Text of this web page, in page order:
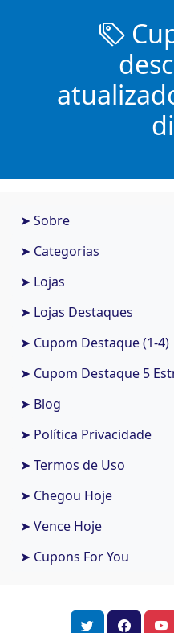
➤ Sobre
➤ Categorias
➤ Lojas
➤ Lojas Destaques
➤ Cupom Destaque (1-4)
➤ Cupom Destaque 5
➤ Blog
➤ Política Privacidade
➤ Termos de Uso
➤ Chegou Hoje
➤ Vence Hoje
➤ Cupons For You